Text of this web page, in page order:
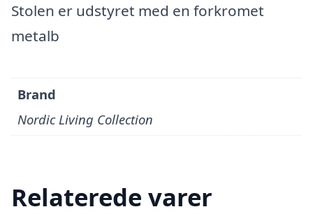
Stolen er udstyret med en forkromet
metalb
Brand
Nordic Living Collection
Relaterede varer